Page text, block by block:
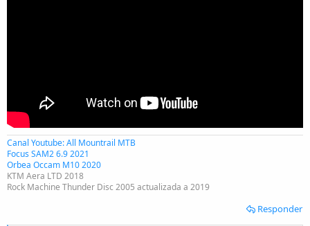
Canal Youtube: All Mountrail MTB
Focus SAM2 6.9 2021
Orbea Occam M10 2020
KTM Aera LTD 2018
Rock Machine Thunder Disc 2005 actualizada a 2019
Responder